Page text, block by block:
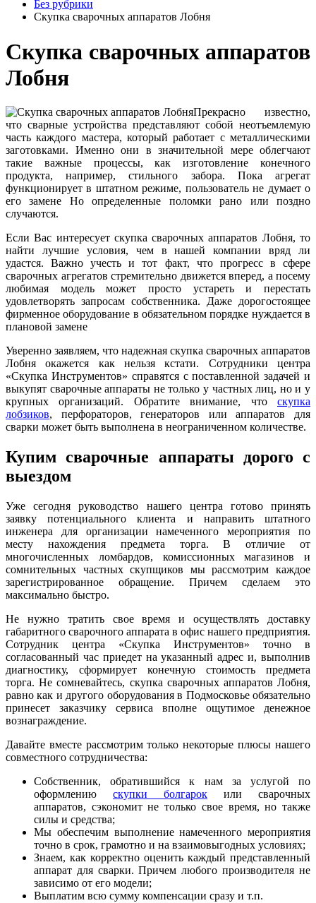
Без рубрики
Скупка сварочных аппаратов Лобня
Скупка сварочных аппаратов
Лобня
Прекрасно известно,
что сварные устройства представляют собой неотъемлемую
часть каждого мастера, который работает с металлическими
заготовками. Именно они в значительной мере облегчают
такие важные процессы, как изготовление конечного
продукта, например, стильного забора. Пока агрегат
функционирует в штатном режиме, пользователь не думает о
его замене Но определенные поломки рано или поздно
случаются.
Если Вас интересует скупка сварочных аппаратов Лобня, то
найти лучшие условия, чем в нашей компании вряд ли
удастся. Важно учесть и тот факт, что прогресс в сфере
сварочных агрегатов стремительно движется вперед, а посему
любимая модель может просто устареть и перестать
удовлетворять запросам собственника. Даже дорогостоящее
фирменное оборудование в обязательном порядке нуждается в
плановой замене
Уверенно заявляем, что надежная скупка сварочных аппаратов
Лобня окажется как нельзя кстати. Сотрудники центра
«Скупка Инструментов» справятся с поставленной задачей и
выкупят сварочные аппараты не только у частных лиц, но и у
крупных организаций. Обратите внимание, что скупка
лобзиков, перфораторов, генераторов или аппаратов для
сварки может быть выполнена в неограниченном количестве.
Купим сварочные аппараты дорого с
выездом
Уже сегодня руководство нашего центра готово принять
заявку потенциального клиента и направить штатного
инженера для организации намеченного мероприятия по
месту нахождения предмета торга. В отличие от
многочисленных ломбардов, комиссионных магазинов и
сомнительных частных скупщиков мы рассмотрим каждое
зарегистрированное обращение. Причем сделаем это
максимально быстро.
Не нужно тратить свое время и осуществлять доставку
габаритного сварочного аппарата в офис нашего предприятия.
Сотрудник центра «Скупка Инструментов» точно в
согласованный час приедет на указанный адрес и, выполнив
диагностику, сформирует конечную стоимость предмета
торга. Не сомневайтесь, скупка сварочных аппаратов Лобня,
равно как и другого оборудования в Подмосковье обязательно
принесет заказчику сервиса вполне ощутимое денежное
вознаграждение.
Давайте вместе рассмотрим только некоторые плюсы нашего
совместного сотрудничества:
Собственник, обратившийся к нам за услугой по
оформлению скупки болгарок или сварочных
аппаратов, сэкономит не только свое время, но также
силы и средства;
Мы обеспечим выполнение намеченного мероприятия
точно в срок, грамотно и на взаимовыгодных условиях;
Знаем, как корректно оценить каждый представленный
аппарат для сварки. Причем любого производителя не
зависимо от его модели;
Выплатим всю сумму компенсации сразу и т.п.